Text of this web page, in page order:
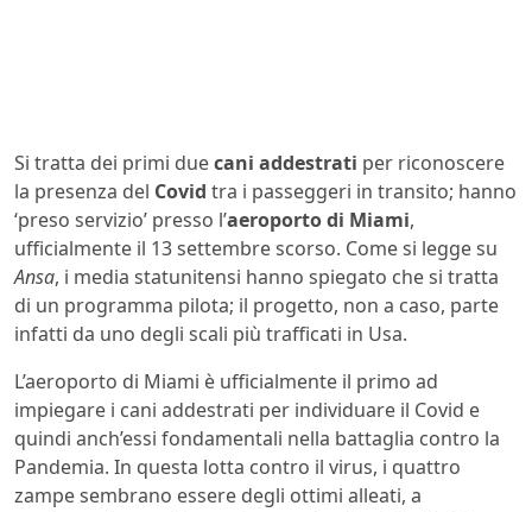
Si tratta dei primi duecani addestrati per riconoscere
la presenza del Covid tra i passeggeri in transito; hanno
‘preso servizio’ presso l’aeroporto di Miami,
ufficialmente il 13 settembre scorso. Come si legge su
Ansa, i media statunitensi hanno spiegato che si tratta
di un programma pilota; il progetto, non a caso, parte
infatti da uno degli scali più trafficati in Usa.
L’aeroporto di Miami è ufficialmente il primo ad
impiegare i cani addestrati per individuare il Covid e
quindi anch’essi fondamentali nella battaglia contro la
Pandemia. In questa lotta contro il virus, i quattro
zampe sembrano essere degli ottimi alleati, a